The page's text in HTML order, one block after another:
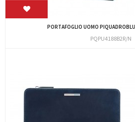
PORTAFOGLIO UOMO
PQPU4188B2R/N